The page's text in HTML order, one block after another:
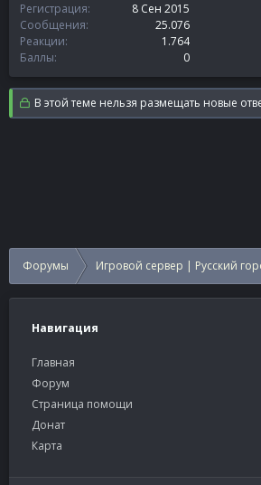
Регистрация
8 Сен 2015
Сообщения
25.076
Реакции
1.764
Баллы
0
В этой теме нельзя размещать новые
Форумы Игровой сервер | Русский
Навигация
Главная
Форум
Страница помощи
Донат
Карта